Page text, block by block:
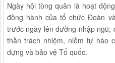
Ngày hội tòng quân là hoạt
đồng hành của tổ chức Đoàn
trước ngày lên đường nhập ngũ;
thần trách nhiệm, niềm tự hào
dựng và bảo vệ Tổ quốc.